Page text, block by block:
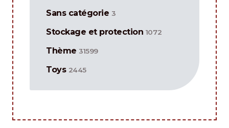
Sans catégorie 3
Stockage et protection 1072
Thème 31599
Toys 2445